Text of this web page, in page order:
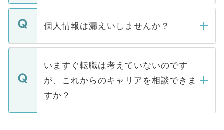
ません。
■応募殺到を避けるため 人気のある医療機
関を公にしてしまうと、応募が殺到する場
に、医療機関が求める条件に合った人材の
みを人材紹介会社に依頼するケースが増え
ています。
転職・入職を強要することは一切ありませ
ん。また、仮に応募先から内定をいただい
定を承諾する必要はありません。内定先へ
の辞退の連絡はキャリアパートナーが行い
個人情報は漏えいしませんか？
個人情報が漏えいすることはありませんの
で、ご安心ください。当サイトからの登録
などで収集したご登録者様の個人情報は、
ご本人のキャリアアップおよび転職活動の
支援を目的に使用いたします。お預かりし
ているすべての個人データはご本人の許可
いますぐ転職は考えていないのです
が、これからのキャリアを相談できま
すか？